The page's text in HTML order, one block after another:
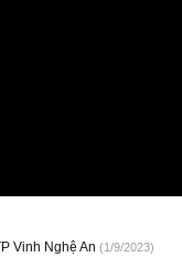
Vinh Nghệ An (1/9/2023)